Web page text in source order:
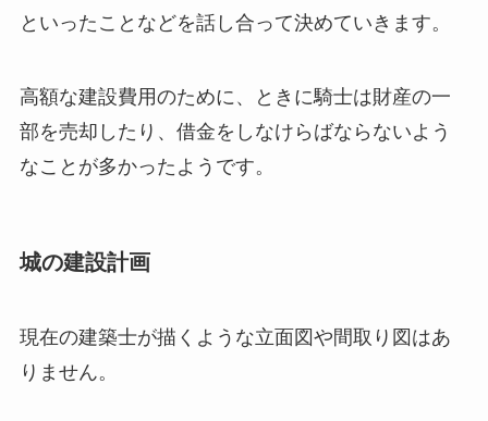
といったことなどを話し合って決めていきます。
高額な建設費用のために、ときに騎士は財産の一
部を売却したり、借金をしなけらばならないよう
なことが多かったようです。
城の建設計画
現在の建築士が描くような立面図や間取り図はあ
りません。